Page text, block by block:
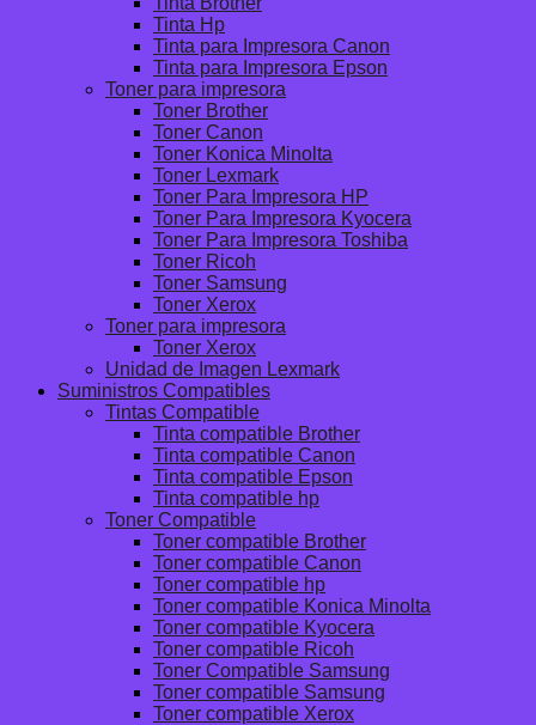
Tinta Hp
Tinta para Impresora Canon
Tinta para Impresora Epson
Toner para impresora
Toner Brother
Toner Canon
Toner Konica Minolta
Toner Lexmark
Toner Para Impresora HP
Toner Para Impresora Kyocera
Toner Para Impresora Toshiba
Toner Ricoh
Toner Samsung
Toner Xerox
Toner para impresora
Toner Xerox
Unidad de Imagen Lexmark
Suministros Compatibles
Tintas Compatible
Tinta compatible Brother
Tinta compatible Canon
Tinta compatible Epson
Tinta compatible hp
Toner Compatible
Toner compatible Brother
Toner compatible Canon
Toner compatible hp
Toner compatible Konica Minolta
Toner compatible Kyocera
Toner compatible Ricoh
Toner Compatible Samsung
Toner compatible Samsung
Toner compatible Xerox